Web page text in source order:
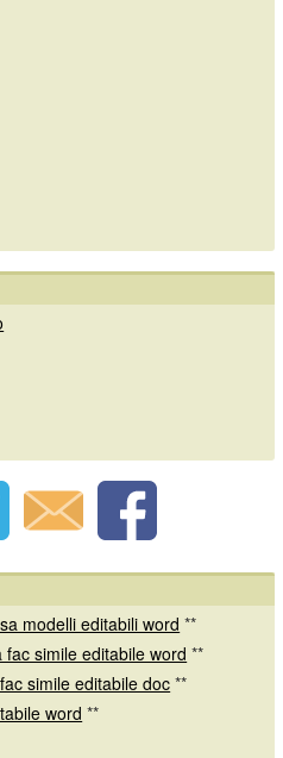
modelli editabili word **
simile editabile word **
simile editabile doc **
word **